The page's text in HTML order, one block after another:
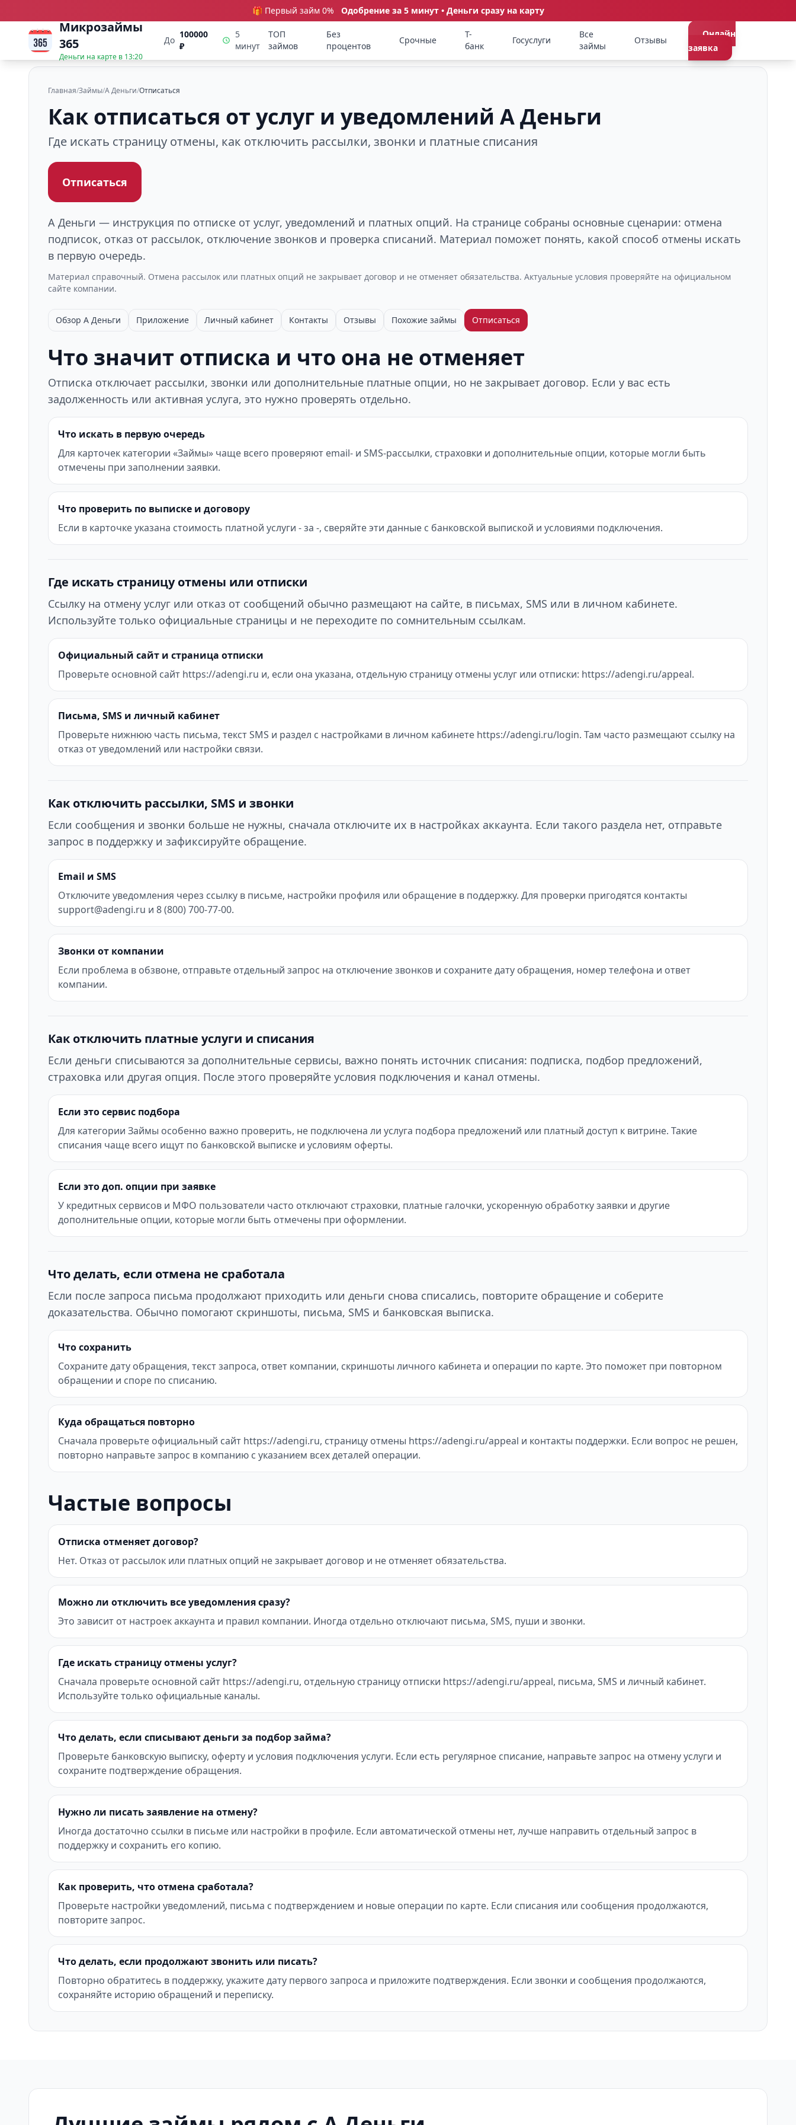
🎁 Первый займ 0% Одобрение за 5 минут • Деньги сразу на карту
Микрозаймы
365
Деньги на карте в 13:20
До
100000
₽
5
минут
ТОП
займов
Без
процентов
Срочные
Т-
банк
Госуслуги
Все
займы
Отзывы
Онлайн
заявка
Главная/Займы/А Деньги/Отписаться
Как отписаться от услуг и уведомлений А Деньги
Где искать страницу отмены, как отключить рассылки, звонки и платные списания
Отписаться
А Деньги — инструкция по отписке от услуг, уведомлений и платных опций. На странице собраны основные сценарии: отмена
подписок, отказ от рассылок, отключение звонков и проверка списаний. Материал поможет понять, какой способ отмены искать
в первую очередь.
Материал справочный. Отмена рассылок или платных опций не закрывает договор и не отменяет обязательства. Актуальные условия проверяйте на официальном
сайте компании.
Обзор А Деньги Приложение Личный кабинет Контакты Отзывы Похожие займы Отписаться
Что значит отписка и что она не отменяет
Отписка отключает рассылки, звонки или дополнительные платные опции, но не закрывает договор. Если у вас есть
задолженность или активная услуга, это нужно проверять отдельно.
Что искать в первую очередь
Для карточек категории «Займы» чаще всего проверяют email- и SMS-рассылки, страховки и дополнительные опции, которые могли быть
отмечены при заполнении заявки.
Что проверить по выписке и договору
Если в карточке указана стоимость платной услуги - за -, сверяйте эти данные с банковской выпиской и условиями подключения.
Где искать страницу отмены или отписки
Ссылку на отмену услуг или отказ от сообщений обычно размещают на сайте, в письмах, SMS или в личном кабинете.
Используйте только официальные страницы и не переходите по сомнительным ссылкам.
Официальный сайт и страница отписки
Проверьте основной сайт https://adengi.ru и, если она указана, отдельную страницу отмены услуг или отписки: https://adengi.ru/appeal.
Письма, SMS и личный кабинет
Проверьте нижнюю часть письма, текст SMS и раздел с настройками в личном кабинете https://adengi.ru/login. Там часто размещают ссылку на
отказ от уведомлений или настройки связи.
Как отключить рассылки, SMS и звонки
Если сообщения и звонки больше не нужны, сначала отключите их в настройках аккаунта. Если такого раздела нет, отправьте
запрос в поддержку и зафиксируйте обращение.
Email и SMS
Отключите уведомления через ссылку в письме, настройки профиля или обращение в поддержку. Для проверки пригодятся контакты
support@adengi.ru и 8 (800) 700-77-00.
Звонки от компании
Если проблема в обзвоне, отправьте отдельный запрос на отключение звонков и сохраните дату обращения, номер телефона и ответ
компании.
Как отключить платные услуги и списания
Если деньги списываются за дополнительные сервисы, важно понять источник списания: подписка, подбор предложений,
страховка или другая опция. После этого проверяйте условия подключения и канал отмены.
Если это сервис подбора
Для категории Займы особенно важно проверить, не подключена ли услуга подбора предложений или платный доступ к витрине. Такие
списания чаще всего ищут по банковской выписке и условиям оферты.
Если это доп. опции при заявке
У кредитных сервисов и МФО пользователи часто отключают страховки, платные галочки, ускоренную обработку заявки и другие
дополнительные опции, которые могли быть отмечены при оформлении.
Что делать, если отмена не сработала
Если после запроса письма продолжают приходить или деньги снова списались, повторите обращение и соберите
доказательства. Обычно помогают скриншоты, письма, SMS и банковская выписка.
Что сохранить
Сохраните дату обращения, текст запроса, ответ компании, скриншоты личного кабинета и операции по карте. Это поможет при повторном
обращении и споре по списанию.
Куда обращаться повторно
Сначала проверьте официальный сайт https://adengi.ru, страницу отмены https://adengi.ru/appeal и контакты поддержки. Если вопрос не решен,
повторно направьте запрос в компанию с указанием всех деталей операции.
Частые вопросы
Отписка отменяет договор?
Нет. Отказ от рассылок или платных опций не закрывает договор и не отменяет обязательства.
Можно ли отключить все уведомления сразу?
Это зависит от настроек аккаунта и правил компании. Иногда отдельно отключают письма, SMS, пуши и звонки.
Где искать страницу отмены услуг?
Сначала проверьте основной сайт https://adengi.ru, отдельную страницу отписки https://adengi.ru/appeal, письма, SMS и личный кабинет.
Используйте только официальные каналы.
Что делать, если списывают деньги за подбор займа?
Проверьте банковскую выписку, оферту и условия подключения услуги. Если есть регулярное списание, направьте запрос на отмену услуги и
сохраните подтверждение обращения.
Нужно ли писать заявление на отмену?
Иногда достаточно ссылки в письме или настройки в профиле. Если автоматической отмены нет, лучше направить отдельный запрос в
поддержку и сохранить его копию.
Как проверить, что отмена сработала?
Проверьте настройки уведомлений, письма с подтверждением и новые операции по карте. Если списания или сообщения продолжаются,
повторите запрос.
Что делать, если продолжают звонить или писать?
Повторно обратитесь в поддержку, укажите дату первого запроса и приложите подтверждения. Если звонки и сообщения продолжаются,
сохраняйте историю обращений и переписку.